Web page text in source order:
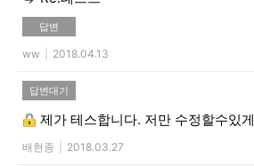
답변
ww 2018.04.13
답변대기
제가 테스합니다. 저만 수정할수있게
배현종 2018.03.27